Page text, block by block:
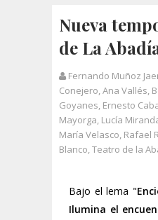
Nueva
de La
Fernando Muñoz
Conejero,Ana Vallés,
Goyanes, Ernesto
Mayorga, Lucía
María Velasco, Rafael
Blanco,Teatro de la
Bajo el lema "
Ilumina el